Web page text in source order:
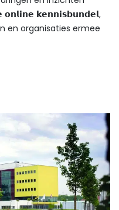
𝗼𝗻𝗹𝗶𝗻𝗲 𝗸𝗲𝗻𝗻𝗶𝘀𝗯𝘂𝗻𝗱𝗲𝗹,
en organisaties ermee